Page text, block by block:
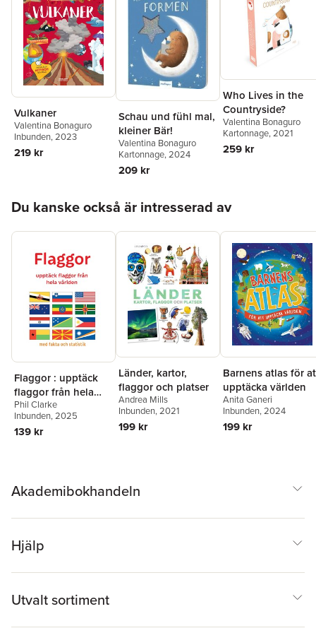
Vulkaner
Valentina Bonaguro
Inbunden, 2023
219 kr
Schau und fühl mal,
kleiner Bär!
Valentina Bonaguro
Kartonnage, 2024
209 kr
Who Lives in the
Countryside?
Valentina Bonaguro
Kartonnage, 2021
259 kr
Du kanske också är intresserad av
Flaggor : upptäck
flaggor från hela
världen
Phil Clarke
Inbunden, 2025
139 kr
Länder, kartor,
flaggor och platser
Andrea Mills
Inbunden, 2021
199 kr
Barnens atlas för
upptäcka världen
Anita Ganeri
Inbunden, 2024
199 kr
Akademibokhandeln
Hjälp
Utvalt sortiment